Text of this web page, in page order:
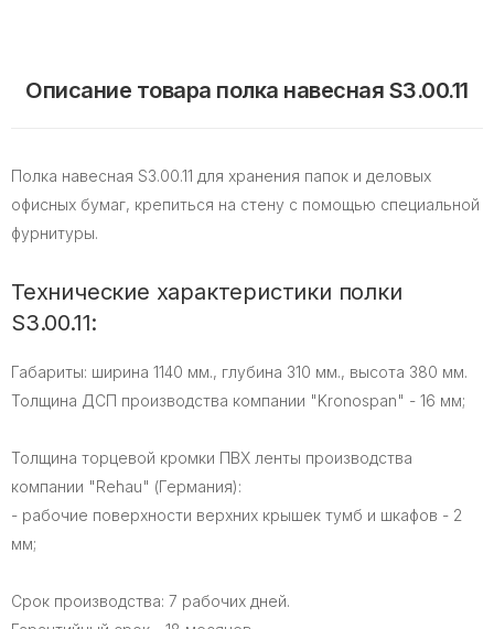
Описание товара полка навесная S3.00.11
Полка навесная S3.00.11 для хранения папок и деловых
офисных бумаг, крепиться на стену с помощью специальной
фурнитуры.
Технические характеристики полки
S3.00.11:
Габариты: ширина 1140 мм., глубина 310 мм., высота 380 мм.
Толщина ДСП производства компании "Kronospan" - 16 мм;
Толщина торцевой кромки ПВХ ленты производства
компании "Rehau" (Германия):
- рабочие поверхности верхних крышек тумб и шкафов - 2
мм;
Срок производства: 7 рабочих дней.